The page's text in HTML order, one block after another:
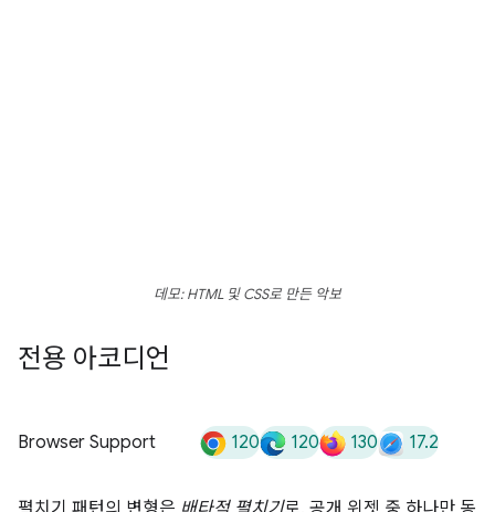
데모: HTML 및 CSS로 만든 악보
전용 아코디언
Browser Support 120 120 130 17.2